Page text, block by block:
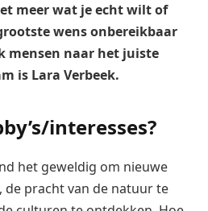
meer wat je echt wilt of
wens onbereikbaar
mensen naar het juiste
is Lara Verbeek.
interesses?
het geweldig om nieuwe
pracht van de natuur te